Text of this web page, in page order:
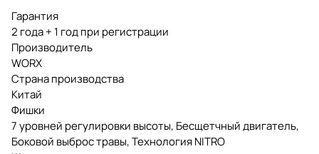
Гарантия
2 года + 1 год при регистрации
Производитель
WORX
Страна производства
Китай
Фишки
7 уровней регулировки высоты, Бесщетчный двигатель,
Боковой выброс травы, Технология NITRO